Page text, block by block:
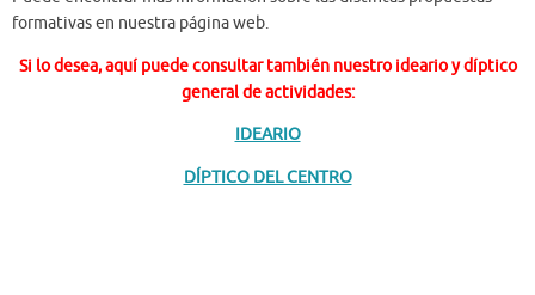
formativas en nuestra página web.
Si lo desea, aquí puede consultar también nuestro ideario y díptico
general de actividades:
IDEARIO
DÍPTICO DEL CENTRO